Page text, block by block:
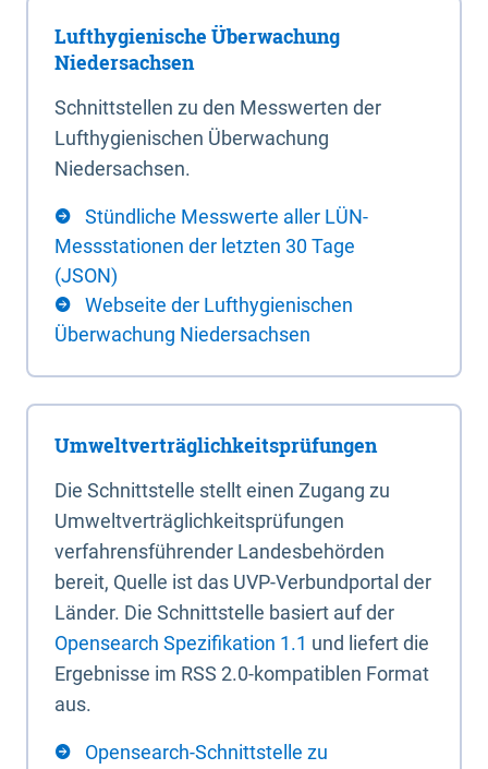
Lufthygienische Überwachung
Niedersachsen
Schnittstellen zu den Messwerten der
Lufthygienischen Überwachung
Niedersachsen.
Stündliche Messwerte aller LÜN-
Messstationen der letzten 30 Tage
(JSON)
Webseite der Lufthygienischen
Überwachung Niedersachsen
Umweltverträglichkeitsprüfungen
Die Schnittstelle stellt einen Zugang zu
Umweltverträglichkeitsprüfungen
verfahrensführender Landesbehörden
bereit, Quelle ist das UVP-Verbundportal der
Länder. Die Schnittstelle basiert auf der
Opensearch Spezifikation 1.1 und liefert die
Ergebnisse im RSS 2.0-kompatiblen Format
aus.
Opensearch-Schnittstelle zu